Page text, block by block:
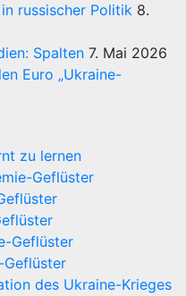
russischer Politik 8.
Spalten 7. Mai 2026
Euro „Ukraine-
zu lernen
Geflüster
Geflüster
Geflüster
des Ukraine-Krieges